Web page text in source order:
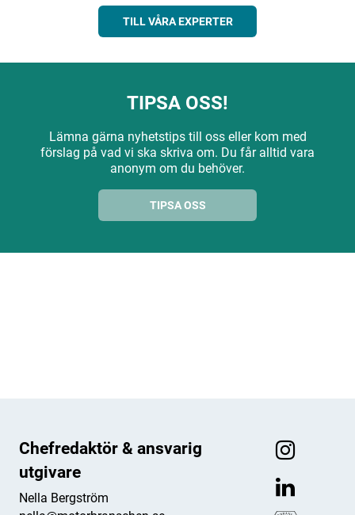
TILL VÅRA EXPERTER
TIPSA OSS!
Lämna gärna nyhetstips till oss eller kom med
förslag på vad vi ska skriva om. Du får alltid vara
anonym om du behöver.
TIPSA OSS
Chefredaktör & ansvarig
utgivare
Nella Bergström